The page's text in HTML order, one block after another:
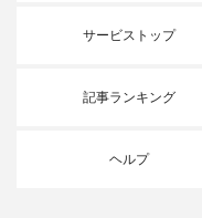
サービストップ
記事ランキング
ヘルプ